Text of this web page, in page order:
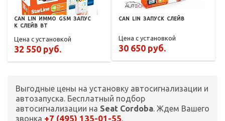
CAN LIN ИММО GSM ЗАПУС
К СЛЕЙВ BT
Цена с установкой
32 550 руб.
CAN LIN ЗАПУСК СЛЕЙВ
Цена с установкой
30 650 руб.
Выгодные цены на установку автосигнализации и
автозапуска. Бесплатный подбор
автосигнализации на Seat Cordoba. Ждем Вашего
звонка +7 (495) 135-01-55.